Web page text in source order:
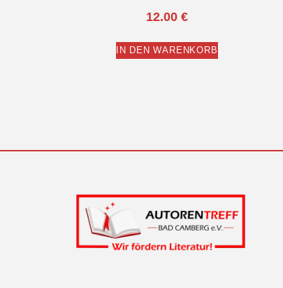
12.00 €
IN DEN WARENKORB